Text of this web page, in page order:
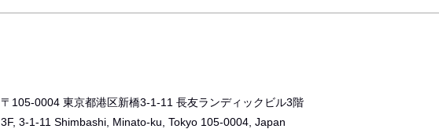
〒105-0004 東京都港区新橋3-1-11 長友ランディックビル3階
3F, 3-1-11 Shimbashi, Minato-ku, Tokyo 105-0004, Japan